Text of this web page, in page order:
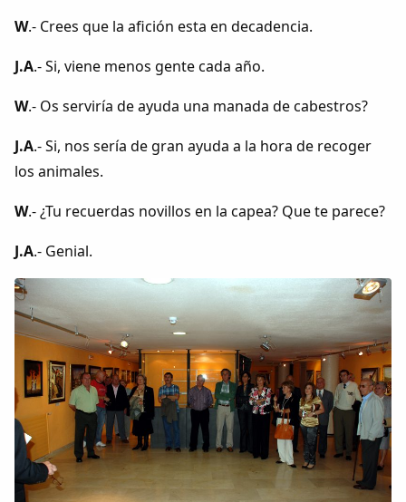
W.- Crees que la afición esta en decadencia.
J.A.- Si, viene menos gente cada año.
W.- Os serviría de ayuda una manada de cabestros?
J.A.- Si, nos sería de gran ayuda a la hora de recoger
los animales.
W.- ¿Tu recuerdas novillos en la capea? Que te parece?
J.A.- Genial.